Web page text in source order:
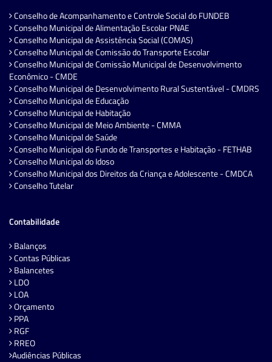
Conselho de Acompanhamento e Controle Social do FUNDEB
Conselho Municipal de Alimentação Escolar PNAE
Conselho Municipal de Assistência Social (COMAS)
Conselho Municipal de Comissão do Transporte Escolar
Conselho Municipal de Comissão Municipal de Desenvolvimento
Econômico - CMDE
Conselho Municipal de Desenvolvimento Rural Sustentável - CMDRS
Conselho Municipal de Educação
Conselho Municipal de Habitação
Conselho Municipal de Meio Ambiente - CMMA
Conselho Municipal de Saúde
Conselho Municipal do Fundo de Transportes e Habitação - FETHAB
Conselho Municipal do Idoso
Conselho Municipal dos Direitos da Criança e Adolescente - CMDCA
Conselho Tutelar
Contabilidade
Balanços
Contas Públicas
Balancetes
LDO
LOA
Orçamento
PPA
RGF
RREO
Audiências Públicas